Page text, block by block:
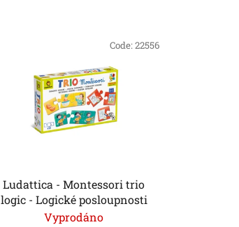
Ludattica - Montessori trio
logic - Logické posloupnosti
Vyprodáno
Code:22556